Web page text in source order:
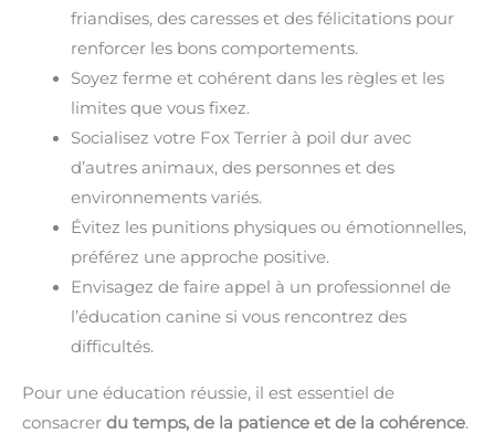
friandises, des caresses et des félicitations pour
renforcer les bons comportements.
Soyez ferme et cohérent dans les règles et les
limites que vous fixez.
Socialisez votre Fox Terrier à poil dur avec
d’autres animaux, des personnes et des
environnements variés.
Évitez les punitions physiques ou émotionnelles,
préférez une approche positive.
Envisagez de faire appel à un professionnel de
l’éducation canine si vous rencontrez des
difficultés.
Pour une éducation réussie, il est essentiel de
consacrer du temps, de la patience et de la cohérence.